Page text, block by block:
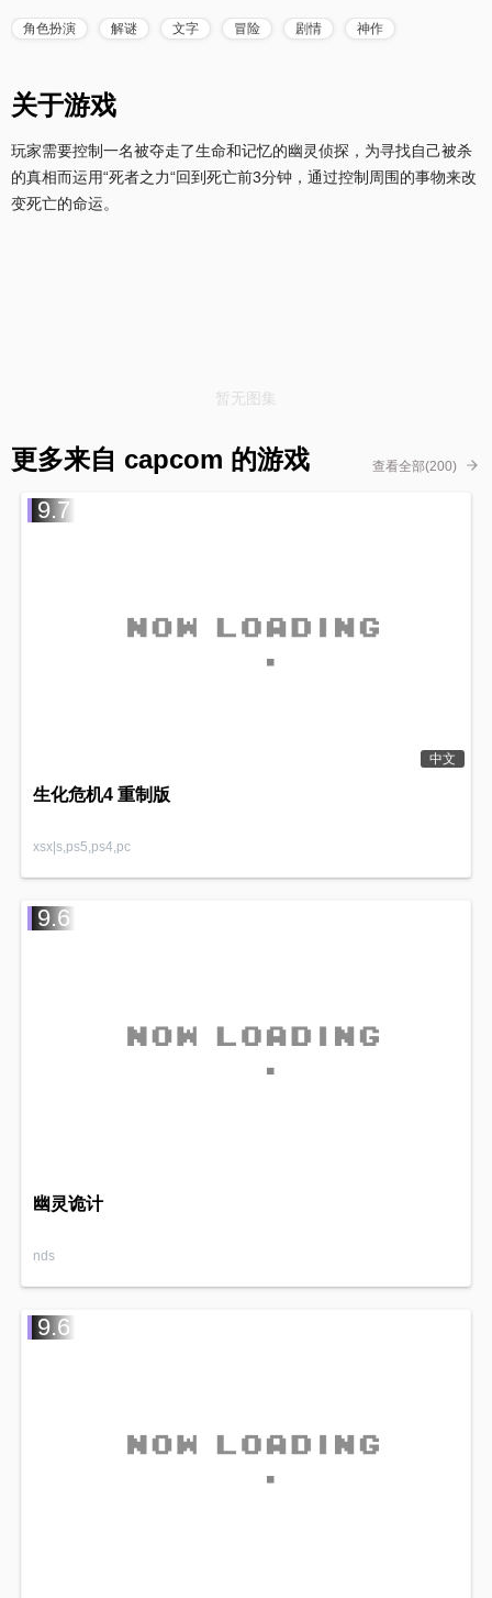
角色扮演 解谜 文字 冒险 剧情 神作
关于游戏
玩家需要控制一名被夺走了生命和记忆的幽灵侦探，为寻找自己被杀
的真相而运用“死者之力“回到死亡前3分钟，通过控制周围的事物来改
变死亡的命运。
暂无图集
更多来自 capcom 的游戏 查看全部(200)
9.7
中文
生化危机4 重制版
xsx|s,ps5,ps4,pc
9.6
幽灵诡计
nds
9.6